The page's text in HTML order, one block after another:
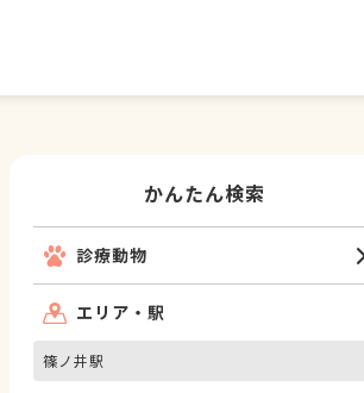
かんたん検索
診療動物
エリア・駅
篠ノ井駅